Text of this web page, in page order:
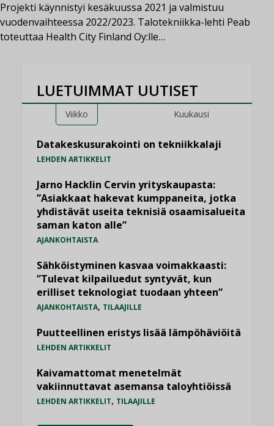
Projekti käynnistyi kesäkuussa 2021 ja valmistuu
vuodenvaihteessa 2022/2023. Talotekniikka-lehti Peab
toteuttaa Health City Finland Oy:lle…
LUETUIMMAT UUTISET
Viikko Kuukausi
Datakeskusurakointi on tekniikkalaji
LEHDEN ARTIKKELIT
Jarno Hacklin Cervin yrityskaupasta:
”Asiakkaat hakevat kumppaneita, jotka
yhdistävät useita teknisiä osaamisalueita
saman katon alle”
AJANKOHTAISTA
Sähköistyminen kasvaa voimakkaasti:
”Tulevat kilpailuedut syntyvät, kun
erilliset teknologiat tuodaan yhteen”
AJANKOHTAISTA, TILAAJILLE
Puutteellinen eristys lisää lämpöhäviöitä
LEHDEN ARTIKKELIT
Kaivamattomat menetelmät
vakiinnuttavat asemansa taloyhtiöissä
LEHDEN ARTIKKELIT, TILAAJILLE